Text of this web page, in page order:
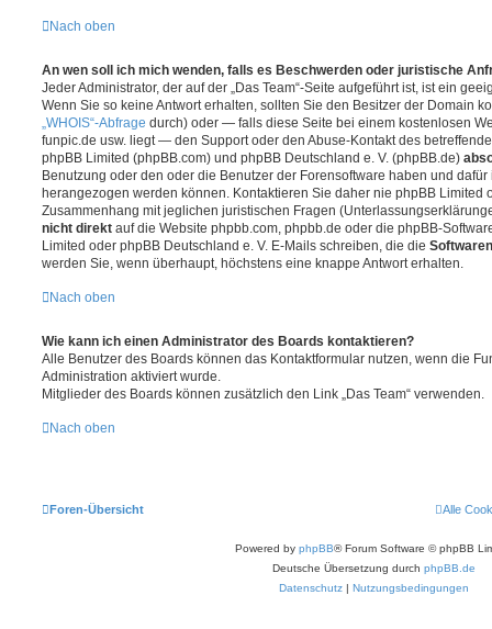
Nach oben
An wen soll ich mich wenden, falls es Beschwerden oder juristische
Jeder Administrator, der auf der „Das Team“-Seite aufgeführt ist, ist ein
Wenn Sie so keine Antwort erhalten, sollten Sie den Besitzer der Domain
„WHOIS“-Abfrage durch) oder — falls diese Seite bei einem kostenlosen
funpic.de usw. liegt — den Support oder den Abuse-Kontakt des
phpBB Limited (phpBB.com) und phpBB Deutschland e. V. (phpBB.de)
Benutzung oder den oder die Benutzer der Forensoftware haben und
herangezogen werden können. Kontaktieren Sie daher nie phpBB Limited
Zusammenhang mit jeglichen juristischen Fragen
nicht direkt auf die Website phpbb.com, phpbb.de oder die phpBB-
Limited oder phpBB Deutschland e. V. E-Mails schreiben, die die
werden Sie, wenn überhaupt, höchstens eine knappe Antwort erhalten.
Nach oben
Wie kann ich einen Administrator des Boards kontaktieren?
Alle Benutzer des Boards können das Kontaktformular nutzen, wenn die
Administration aktiviert wurde.
Mitglieder des Boards können zusätzlich den Link „Das Team“ verwenden.
Nach oben
Foren-Übersicht Alle
Powered by phpBB® Forum Software © phpBB
Deutsche Übersetzung durch phpBB.de
Datenschutz | Nutzungsbedingungen